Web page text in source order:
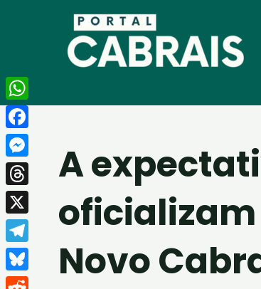
A
Novo
WhatsApp
Facebook
Messenger
Threads
X
Telegram
Bluesky